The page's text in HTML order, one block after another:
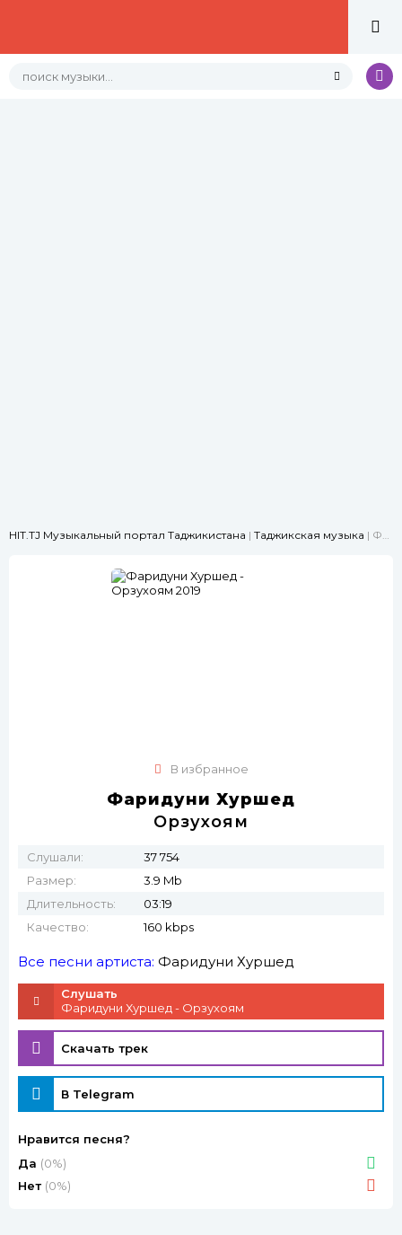
HIT.TJ Музыкальный портал Таджикистана | Таджикская музыка | Фаридуни Хуршед - Орзухоям 2019
В избранное
Фаридуни Хуршед
Орзухоям
Слушали:
37 754
Размер:
3.9 Mb
Длительность:
03:19
Качество:
160 kbps
Все песни артиста: Фаридуни Хуршед
Слушать
Фаридуни Хуршед - Орзухоям
Скачать трек
В Telegram
Нравится песня?
Да (0%)
Нет (0%)